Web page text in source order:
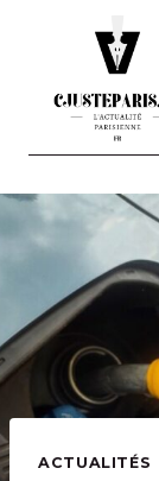
ACTUALITÉS